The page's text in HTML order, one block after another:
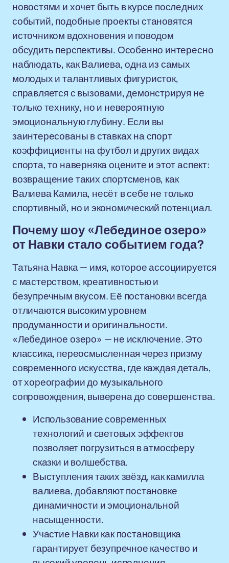
новостями и хочет быть в курсе последних
событий, подобные проекты становятся
источником вдохновения и поводом
обсудить перспективы. Особенно интересно
наблюдать, как Валиева, одна из самых
молодых и талантливых фигуристок,
справляется с вызовами, демонстрируя не
только технику, но и невероятную
эмоциональную глубину. Если вы
заинтересованы в ставках на спорт
коэффициенты на футбол и других видах
спорта, то наверняка оцените и этот аспект:
возвращение таких спортсменов, как
Валиева Камила, несёт в себе не только
спортивный, но и экономический потенциал.
Почему шоу «Лебединое озеро»
от Навки стало событием года?
Татьяна Навка — имя, которое ассоциируется
с мастерством, креативностью и
безупречным вкусом. Её постановки всегда
отличаются высоким уровнем
продуманности и оригинальности.
«Лебединое озеро» — не исключение. Это
классика, переосмысленная через призму
современного искусства, где каждая деталь,
от хореографии до музыкального
сопровождения, выверена до совершенства.
Использование современных
технологий и световых эффектов
позволяет погрузиться в атмосферу
сказки и волшебства.
Выступления таких звёзд, как камилла
валиева, добавляют постановке
динамичности и эмоциональной
насыщенности.
Участие Навки как постановщика
гарантирует безупречное качество и